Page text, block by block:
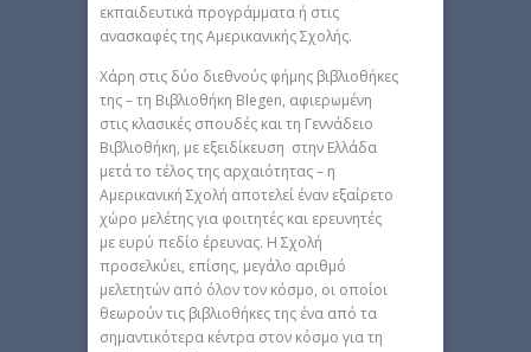
εκπαιδευτικά προγράμματα ή στις
ανασκαφές της Αμερικανικής Σχολής.
Χάρη στις δύο διεθνούς φήμης βιβλιοθήκες
της – τη Βιβλιοθήκη Blegen, αφιερωμένη
στις κλασικές σπουδές και τη Γεννάδειο
Βιβλιοθήκη, με εξειδίκευση στην Ελλάδα
μετά το τέλος της αρχαιότητας – η
Αμερικανική Σχολή αποτελεί έναν εξαίρετο
χώρο μελέτης για φοιτητές και ερευνητές
με ευρύ πεδίο έρευνας. Η Σχολή
προσελκύει, επίσης, μεγάλο αριθμό
μελετητών από όλον τον κόσμο, οι οποίοι
θεωρούν τις βιβλιοθήκες της ένα από τα
σημαντικότερα κέντρα στον κόσμο για τη